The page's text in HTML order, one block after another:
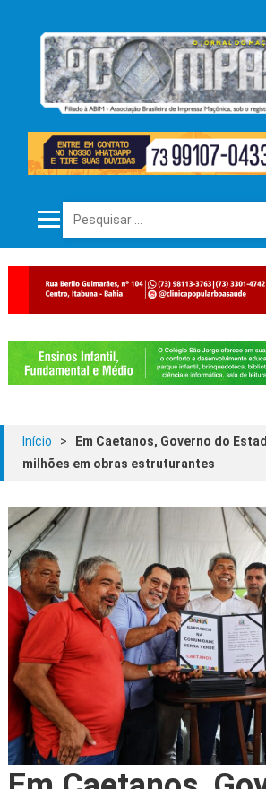
Pesquisar por:
Início >
Em Caetanos, Governo do
milhões em obras estruturantes